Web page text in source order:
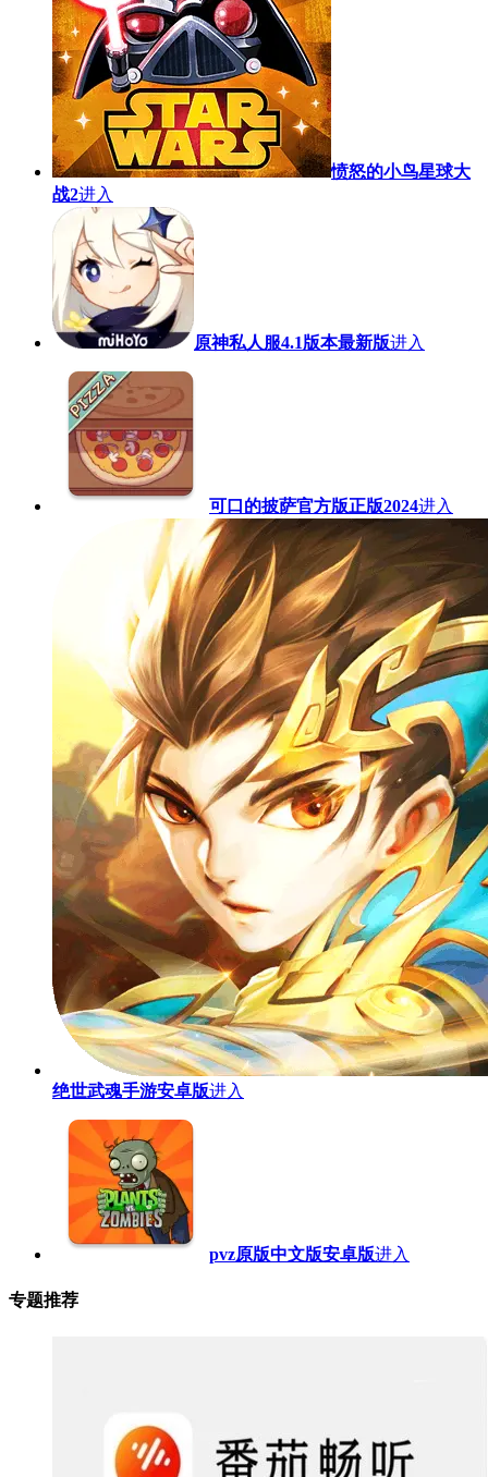
愤怒的小鸟星球大
战2进入
原神私人服4.1版本最新版进入
可口的披萨官方版正版2024进入
绝世武魂手游安卓版进入
pvz原版中文版安卓版进入
专题推荐